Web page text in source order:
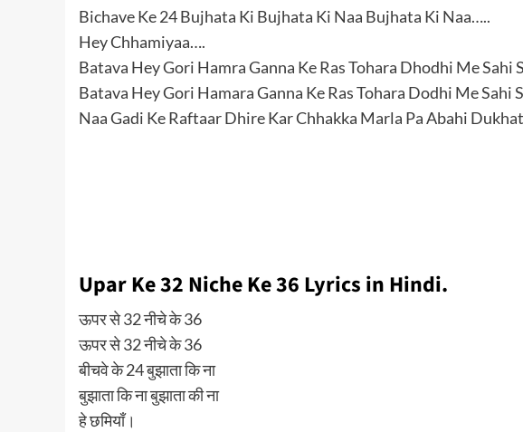
Bichave Ke 24 Bujhata Ki Bujhata Ki Naa Bujhata Ki Naa…..
Hey Chhamiyaa….
Batava Hey Gori Hamra Ganna Ke Ras Tohara Dhodhi Me Sahi
Batava Hey Gori Hamara Ganna Ke Ras Tohara Dodhi Me Sahi
Naa Gadi Ke Raftaar Dhire Kar Chhakka Marla Pa Abahi
Upar Ke 32 Niche Ke 36 Lyrics in Hindi.
ऊपर से 32 नीचे के 36
ऊपर से 32 नीचे के 36
बीचवे के 24 बुझाता कि ना
बुझाता कि ना बुझाता की ना
हे छमियाँ।